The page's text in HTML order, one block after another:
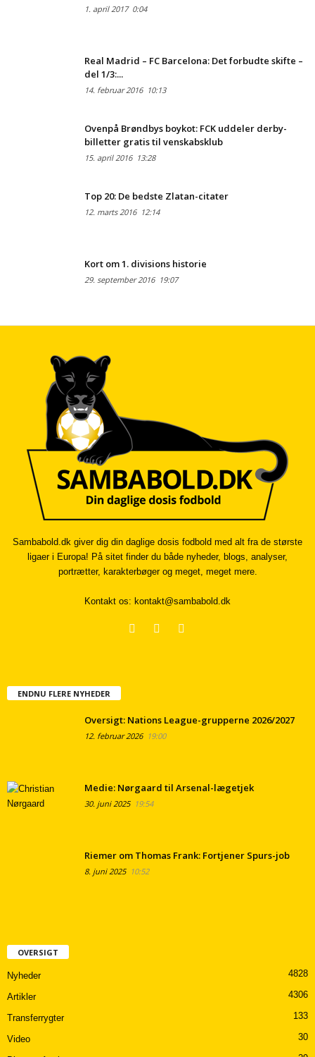
1. april 20170:04
Real Madrid – FC Barcelona: Det forbudte skifte –
del 1/3:...
14. februar 201610:13
Ovenpå Brøndbys boykot: FCK uddeler derby-
billetter gratis til venskabsklub
15. april 201613:28
Top 20: De bedste Zlatan-citater
12. marts 201612:14
Kort om 1. divisions historie
29. september 201619:07
Sambabold.dk giver dig din daglige dosis fodbold med alt fra de største
ligaer i Europa! På sitet finder du både nyheder, blogs, analyser,
portrætter, karakterbøger og meget, meget mere.
Kontakt os: kontakt@sambabold.dk
ENDNU FLERE NYHEDER
Oversigt: Nations League-grupperne 2026/2027
12. februar 202619:00
Medie: Nørgaard til Arsenal-lægetjek
30. juni 202519:54
Riemer om Thomas Frank: Fortjener Spurs-job
8. juni 202510:52
OVERSIGT
Nyheder 4828
Artikler 4306
Transferrygter 133
Video 30